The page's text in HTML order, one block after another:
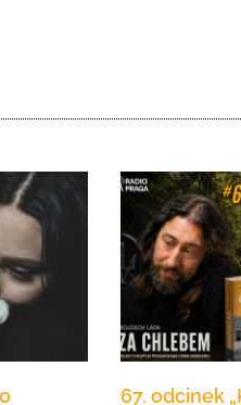
67. odcinek